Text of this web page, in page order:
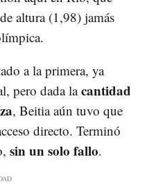
altura (1,98) jamás
a la primera, ya
pero dada lacantidad
, Beitia aún tuvo que
directo. Terminó
sin un solo fallo.